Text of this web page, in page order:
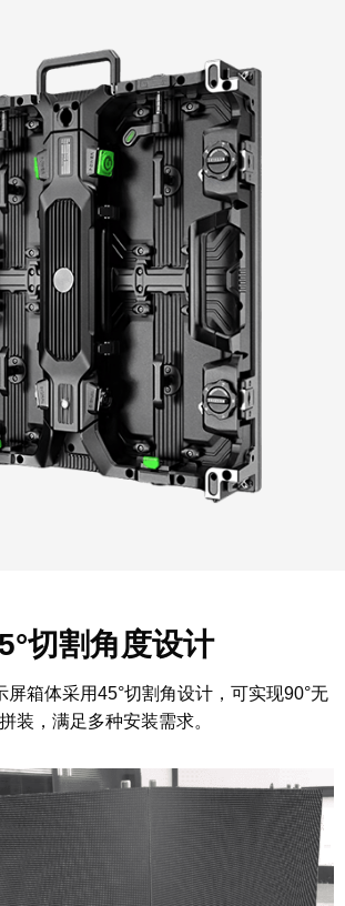
切割角度设计
屏箱体采用45°切割角设计，可实现90°无
装，满足多种安装需求。